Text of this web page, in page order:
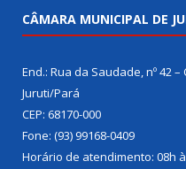
CÂMARA MUNICIPAL DE
End.: Rua da Saudade, nº 42 –
Juruti/Pará
CEP: 68170-000
Fone: (93) 99168-0409
Horário de atendimento: 08h